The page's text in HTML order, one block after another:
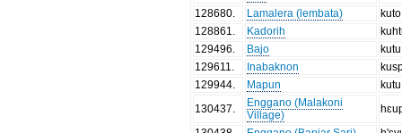
128680
Lamalera (lembata)
kuto
128861
Kadorih
129496
Bajo
kutu
129611
Inabaknon
129944
Mapun
kutu
130437
Enggano (Malakoni
Village)